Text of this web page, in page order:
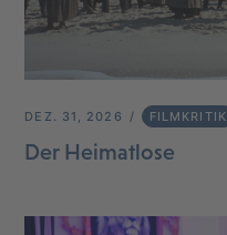
DEZ. 31, 2026 FILMKRITIK
Der Heimatlose